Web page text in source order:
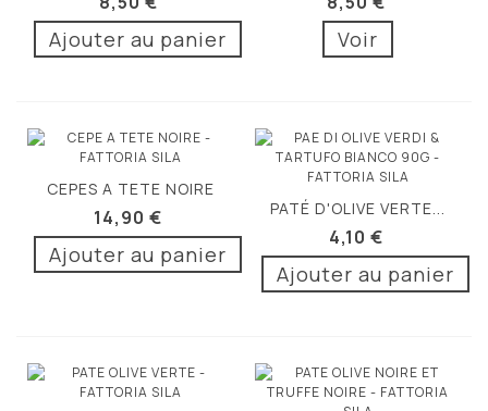
Ajouter au panier Voir
CEPES A TETE NOIRE
280G
14,90 €
Ajouter au panier
PATÉ D'OLIVE VERTE...
4,10 €
Ajouter au panier